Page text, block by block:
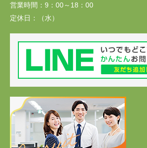
営業時間： 9：00～18：00
定休日：
（水）